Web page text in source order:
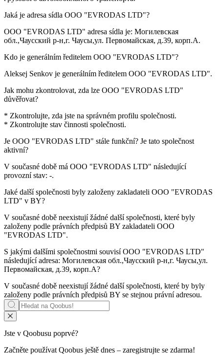
Jaká je adresa sídla OOO "EVRODAS LTD"?
OOO "EVRODAS LTD" adresa sídla je: Могилевская
обл.,Чаусский р-н,г. Чаусы,ул. Первомайская, д.39, корп.А.
Kdo je generálním ředitelem OOO "EVRODAS LTD"?
Aleksej Senkov je generálním ředitelem OOO "EVRODAS LTD".
Jak mohu zkontrolovat, zda lze OOO "EVRODAS LTD"
důvěřovat?
* Zkontrolujte, zda jste na správném profilu společnosti.
* Zkontrolujte stav činnosti společnosti.
Je OOO "EVRODAS LTD" stále funkční? Je tato společnost
aktivní?
V současné době má OOO "EVRODAS LTD" následující
provozní stav: -.
Jaké další společnosti byly založeny zakladateli OOO "EVRODAS
LTD" v BY?
V současné době neexistují žádné další společnosti, které byly
založeny podle právních předpisů BY zakladateli OOO
"EVRODAS LTD".
S jakými dalšími společnostmi souvisíOOO "EVRODAS LTD"
následující adresa: Могилевская обл.,Чаусский р-н,г. Чаусы,ул.
Первомайская, д.39, корп.А?
V současné době neexistují žádné další společnosti, které by byly
založeny podle právních předpisů BY se stejnou právní adresou.
Jste v Qoobusu poprvé?
Začněte používat Qoobus ještě dnes – zaregistrujte se zdarma!